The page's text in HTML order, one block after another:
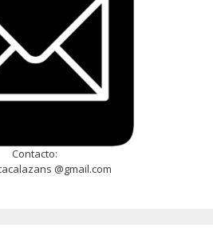
Contacto:
@gmail.com